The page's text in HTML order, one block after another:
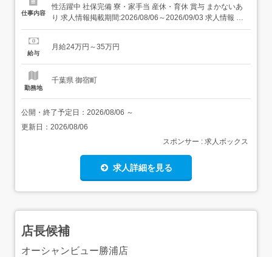
仕事内容
性活躍中 社保完備 寮・家⼿当 産休・育休 賞与 まかないあ
り 求人情報掲載期間:2026/08/06～2026/09/03 求人情報 店
舗の特徴 昇給・賞与・社宅・122日休の集団調理 住 所 千
り徒歩24分 URL ...
給与
月給24万円～35万円
勤務地
千葉県 御宿町
公開・終了予定日： 2026/08/06 ～
更新日： 2026/08/06
スポンサー : 求人ボックス
求人詳細を見る
店長候補
オーシャンビュー勝浦店